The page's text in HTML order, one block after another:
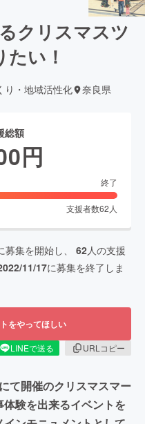
クリスマスツ
たい！
り・地域活性化 奈良県
総額
円
終了
支援者数62 人
募集を開始し、 62人の支援
11/17に募集を終了しま
をやってほしい
LINEで送る
URLコピー
て開催のクリスマスマー
験を出来るイベントを